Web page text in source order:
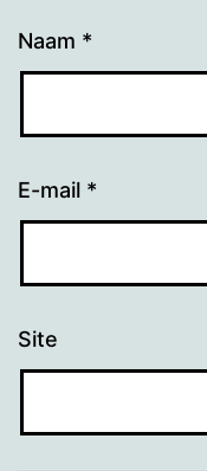
Naam *
E-mail *
Site